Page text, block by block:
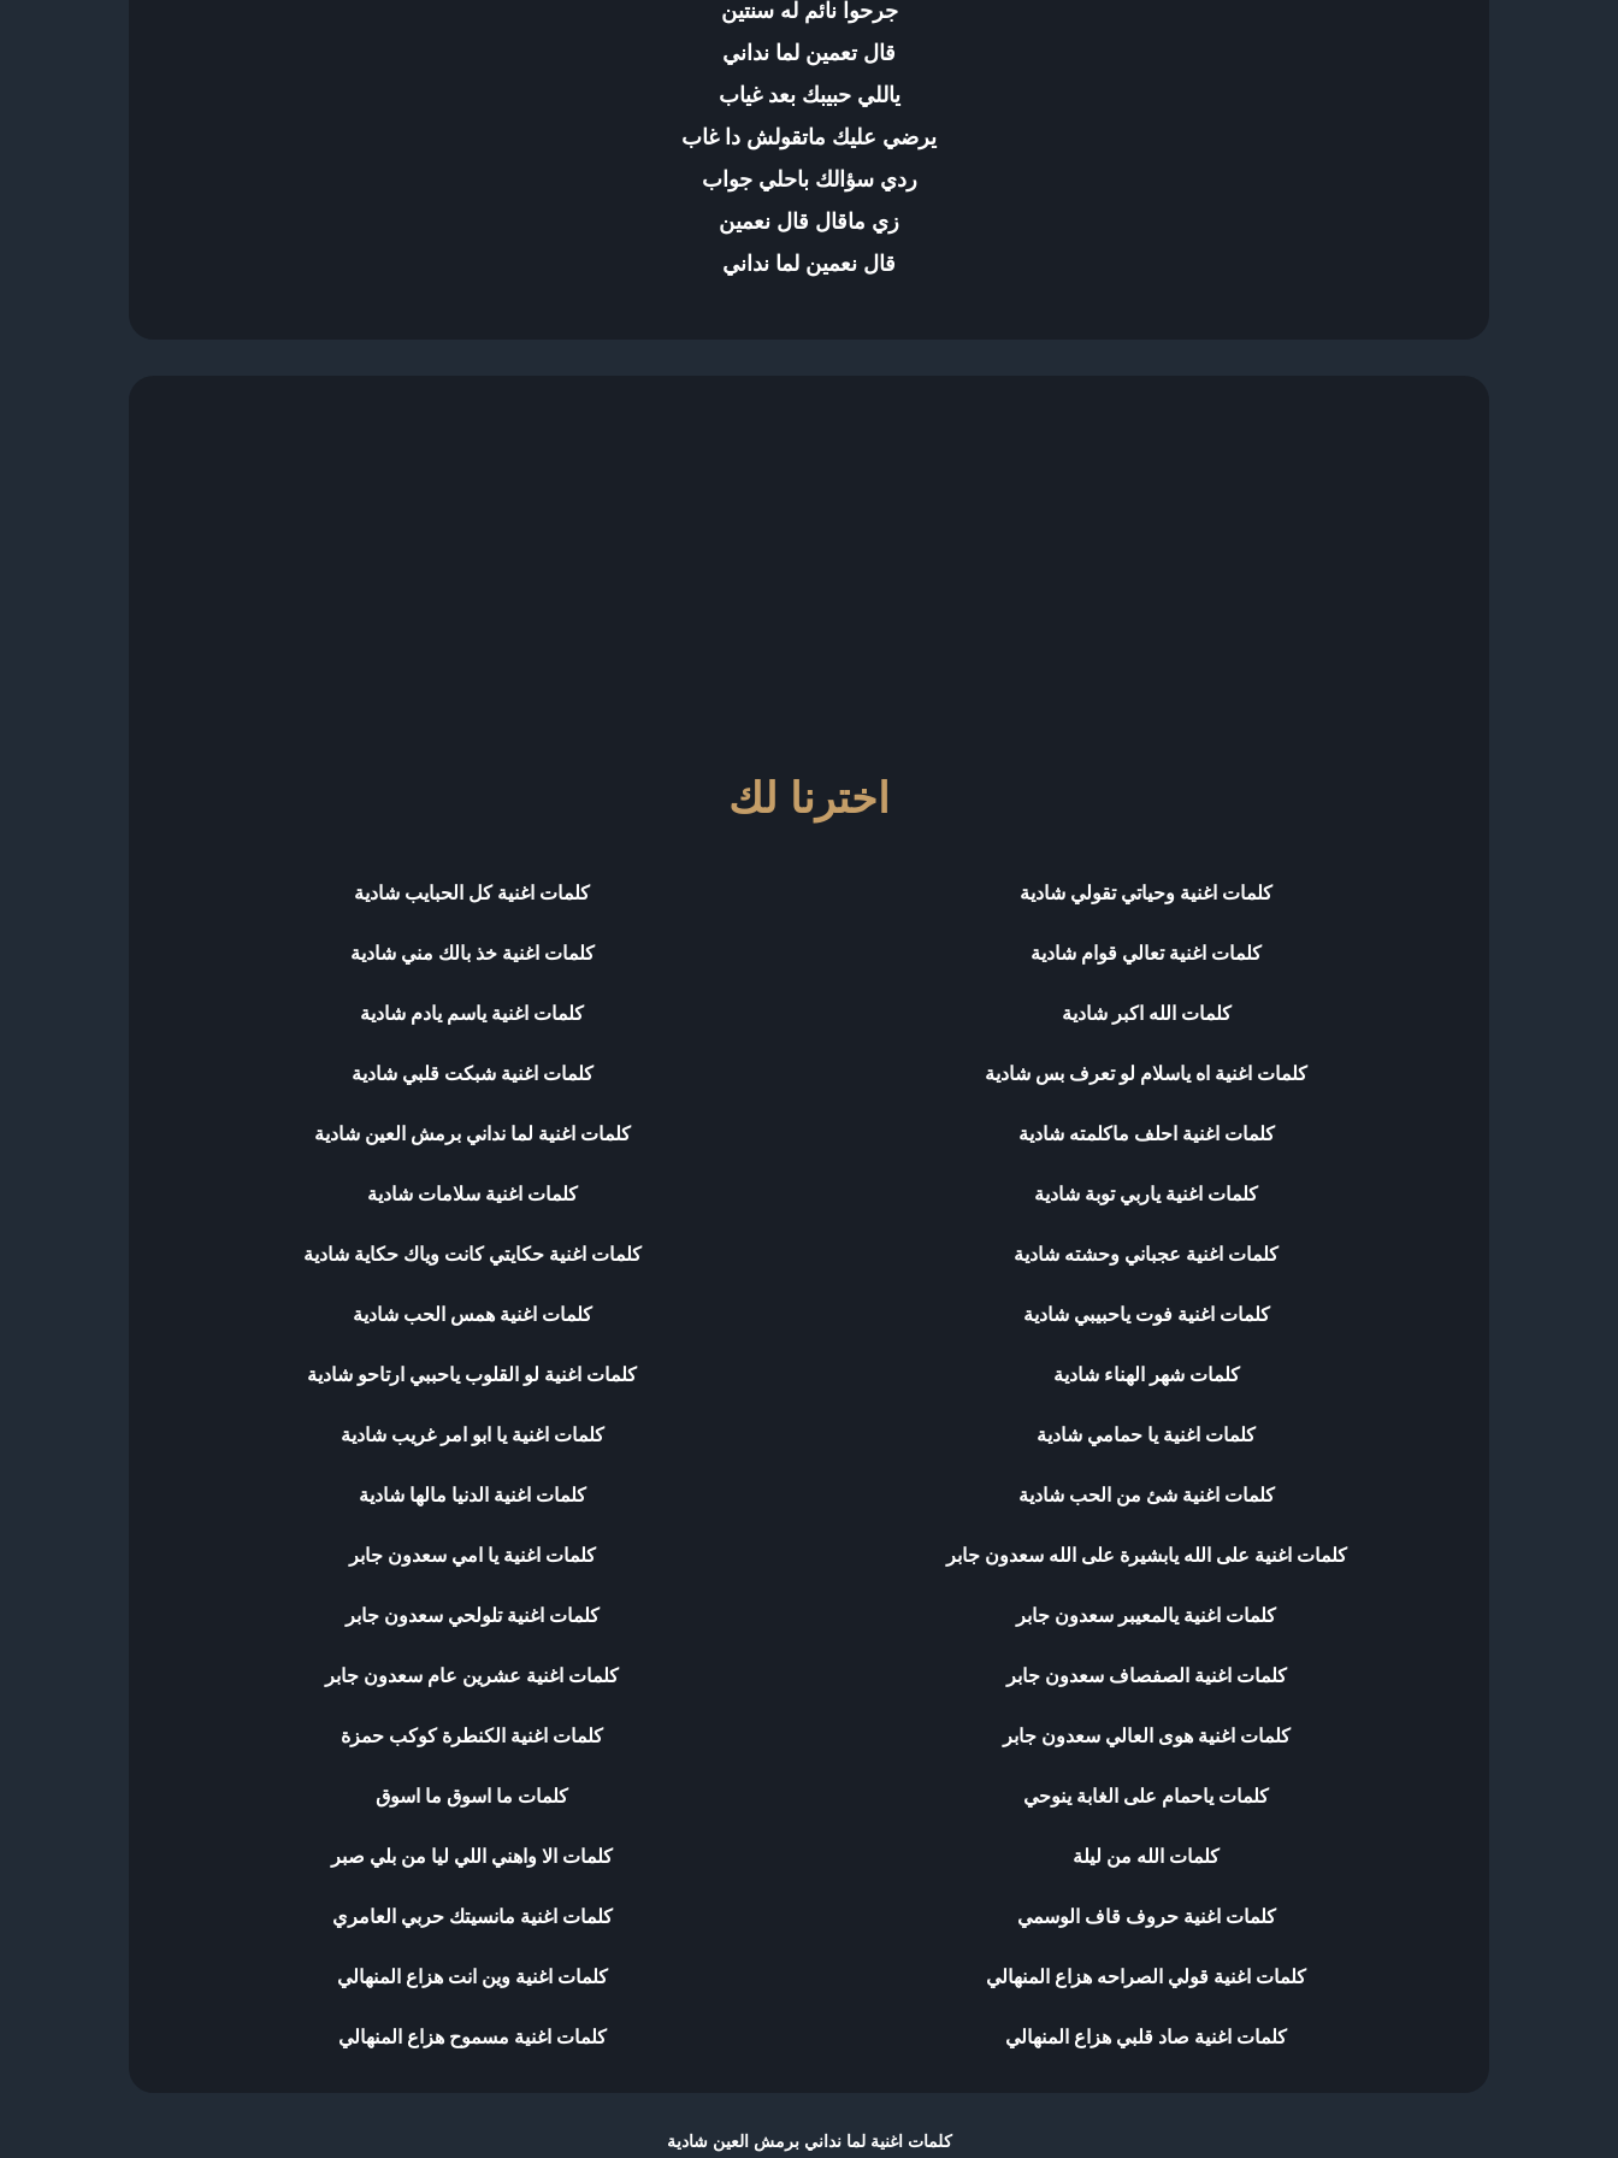
جرحوا نائم له سنتين
قال تعمين لما نداني
ياللي حبيبك بعد غياب
يرضي عليك ماتقولش دا غاب
ردي سؤالك باحلي جواب
زي ماقال قال نعمين
قال نعمين لما نداني
اخترنا لك
كلمات اغنية وحياتي تقولي شادية كلمات اغنية كل الحبايب شادية
كلمات اغنية تعالي قوام شادية كلمات اغنية خذ بالك مني شادية
كلمات الله اكبر شادية كلمات اغنية ياسم يادم شادية
كلمات اغنية اه ياسلام لو تعرف بس شادية كلمات اغنية شبكت قلبي شادية
كلمات اغنية احلف ماكلمته شادية كلمات اغنية لما نداني برمش العين شادية
كلمات اغنية ياربي توبة شادية كلمات اغنية سلامات شادية
كلمات اغنية عجباني وحشته شادية كلمات اغنية حكايتي كانت وياك حكاية شادية
كلمات اغنية فوت ياحبيبي شادية كلمات اغنية همس الحب شادية
كلمات شهر الهناء شادية كلمات اغنية لو القلوب ياحببي ارتاحو شادية
كلمات اغنية يا حمامي شادية كلمات اغنية يا ابو امر غريب شادية
كلمات اغنية شئ من الحب شادية كلمات اغنية الدنيا مالها شادية
كلمات اغنية على الله يابشيرة على الله سعدون جابر كلمات اغنية يا امي سعدون جابر
كلمات اغنية يالمعيبر سعدون جابر كلمات اغنية تلولحي سعدون جابر
كلمات اغنية الصفصاف سعدون جابر كلمات اغنية عشرين عام سعدون جابر
كلمات اغنية هوى العالي سعدون جابر كلمات اغنية الكنطرة كوكب حمزة
كلمات ياحمام على الغابة ينوحي كلمات ما اسوق ما اسوق
كلمات الله من ليلة كلمات الا واهني اللي ليا من بلي صبر
كلمات اغنية حروف قاف الوسمي كلمات اغنية مانسيتك حربي العامري
كلمات اغنية قولي الصراحه هزاع المنهالي كلمات اغنية وين انت هزاع المنهالي
كلمات اغنية صاد قلبي هزاع المنهالي كلمات اغنية مسموح هزاع المنهالي
كلمات اغنية لما نداني برمش العين شادية